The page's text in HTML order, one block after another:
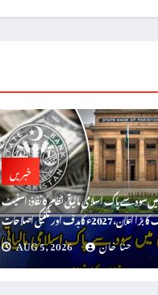
خبریں
سود سے پاک اسلامی مالیاتی نظام کا نفاذ: اسٹیٹ
2027ء کا ہدف اور تکنیکی اصلاحات
AUG 5, 2026
حنا خان